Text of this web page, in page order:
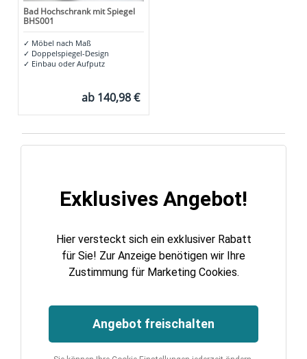
Bad Hochschrank mit Spiegel
BHS001
✓ Möbel nach Maß
✓ Doppelspiegel-Design
✓ Einbau oder Aufputz
ab 140,98 €
Exklusives Angebot!
Hier versteckt sich ein exklusiver Rabatt
für Sie! Zur Anzeige benötigen wir Ihre
Zustimmung für Marketing Cookies.
Angebot freischalten